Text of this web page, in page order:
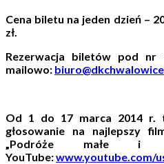
Cena biletu na jeden dzień –
zł.
Rezerwacja biletów pod nr
mailowo:
Od 1 do 17 marca 2014 r.
głosowanie na najlepszy
„Podróże małe i
YouTube:www.youtube.com/